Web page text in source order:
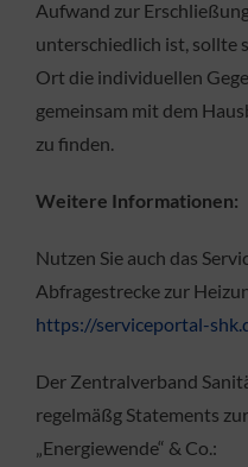
Aufwand zur
unterschiedlich ist, sollte
Ort die individuellen
gemeinsam mit dem
zu finden.
Weitere Informationen:
Nutzen Sie auch das
Abfragestrecke zur
https://serviceportal-
Der Zentralverband
regelmäßg Statements
„Energiewende“ & Co.: